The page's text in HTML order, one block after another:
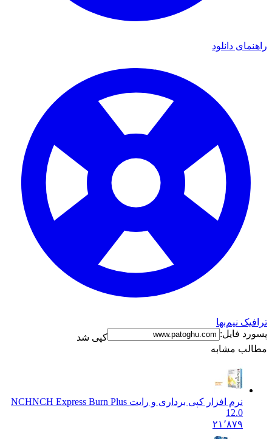
راهنمای دانلود
ترافیک نیم‌بها
پسورد فایل:
کپی شد
مطالب مشابه
نرم افزار کپی برداری و رایت NCH NCH Express Burn Plus
12.0
۲۱٬۸۷۹